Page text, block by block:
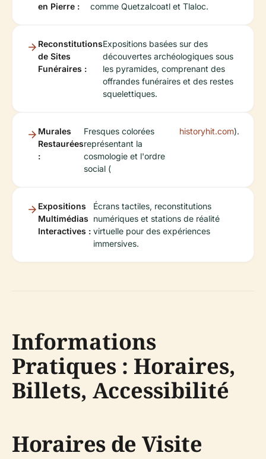
en Pierre :
comme Quetzalcoatl et Tlaloc.
Reconstitutions
de Sites
Funéraires :
Expositions basées sur des
découvertes archéologiques sous
les pyramides, comprenant des
offrandes funéraires et des restes
squelettiques.
Murales
Restaurées
:
Fresques colorées
représentant la
cosmologie et l'ordre
social (
historyhit.com).
Expositions
Multimédias
Interactives :
Écrans tactiles, reconstitutions
numériques et stations de réalité
virtuelle pour des expériences
immersives.
Informations
Pratiques : Horaires,
Billets, Accessibilité
Horaires de Visite